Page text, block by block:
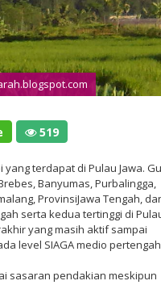
519
terdapat di Pulau Jawa.
Banyumas, Purbalingga,
ProvinsiJawa Tengah,
serta kedua tertinggi di
yang masih aktif sampai
level SIAGA medio
sasaran pendakian meskipun